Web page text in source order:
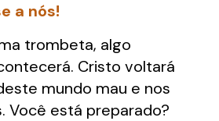
a nós!
trombeta, algo
Cristo voltará
mundo mau e nos
Você está preparado?